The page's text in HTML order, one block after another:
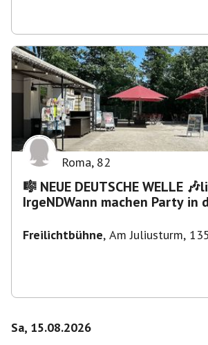
Roma, 82
🎼 NEUE DEUTSCHE WELLE
IrgeNDWann machen Party in
Freilichtbühne, Am Juliusturm,
Sa, 15.08.2026